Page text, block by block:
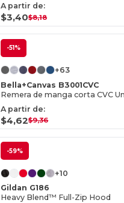
A partir de:
$3,40$8,18
-51%
+63
Bella+Canvas B3001CVC
Remera de manga corta CVC
A partir de:
$4,62$9,36
-59%
+10
Gildan G186
Heavy Blend™ Full-Zip Hood